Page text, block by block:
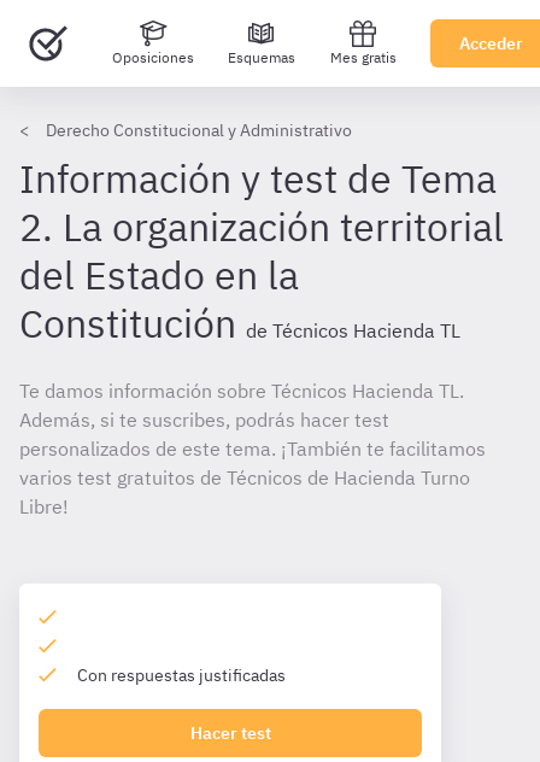
Oposiciones Esquemas Mes gratis
Acceder
Derecho Constitucional y Administrativo
Información y test de Tema
2. La organización territorial
del Estado en la
Constitución de Técnicos Hacienda TL
Te damos información sobre Técnicos Hacienda TL.
Además, si te suscribes, podrás hacer test
personalizados de este tema. ¡También te facilitamos
varios test gratuitos de Técnicos de Hacienda Turno
Libre!
Con respuestas justificadas
Hacer test